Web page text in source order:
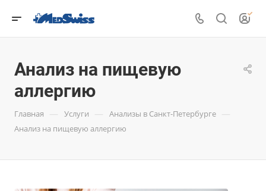
Анализ на пищевую
аллергию
Главная — Услуги — Анализы в Санкт-Петербурге —
Анализ на пищевую аллергию